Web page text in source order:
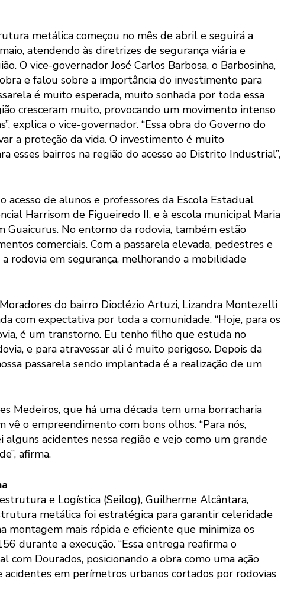
metálica começou no mês de abril e seguirá a
atendendo às diretrizes de segurança viária e
O vice-governador José Carlos Barbosa, o Barbosinha,
e falou sobre a importância do investimento para
é muito esperada, muito sonhada por toda essa
cresceram muito, provocando um movimento intenso
explica o vice-governador. “Essa obra do Governo do
a proteção da vida. O investimento é muito
esses bairros na região do acesso ao Distrito Industrial”,
acesso de alunos e professores da Escola Estadual
Harrisom de Figueiredo II, e à escola municipal Maria
Guaicurus. No entorno da rodovia, também estão
comerciais. Com a passarela elevada, pedestres e
rodovia em segurança, melhorando a mobilidade
do bairro Dioclézio Artuzi, Lizandra Montezelli
com expectativa por toda a comunidade. “Hoje, para os
é um transtorno. Eu tenho filho que estuda no
e para atravessar ali é muito perigoso. Depois da
passarela sendo implantada é a realização de um
Medeiros, que há uma década tem uma borracharia
o empreendimento com bons olhos. “Para nós,
alguns acidentes nessa região e vejo como um grande
afirma.
e Logística (Seilog), Guilherme Alcântara,
metálica foi estratégica para garantir celeridade
montagem mais rápida e eficiente que minimiza os
durante a execução. “Essa entrega reafirma o
com Dourados, posicionando a obra como uma ação
acidentes em perímetros urbanos cortados por rodovias